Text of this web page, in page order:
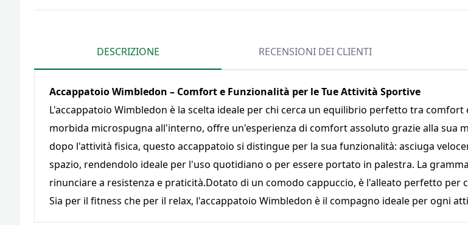
DESCRIZIONE RECENSIONI DEI CLIENTI
Accappatoio Wimbledon – Comfort e Funzionalità per le Tue Attività Sportive
L'accappatoio Wimbledon è la scelta ideale per chi cerca un equilibrio perfetto tra
morbida microspugna all'interno, offre un'esperienza di comfort assoluto grazie alla sua
dopo l'attività fisica, questo accappatoio si distingue per la sua funzionalità: asciuga
spazio, rendendolo ideale per l'uso quotidiano o per essere portato in palestra. La
rinunciare a resistenza e praticità.Dotato di un comodo cappuccio, è l'alleato perfetto
Sia per il fitness che per il relax, l'accappatoio Wimbledon è il compagno ideale per ogni